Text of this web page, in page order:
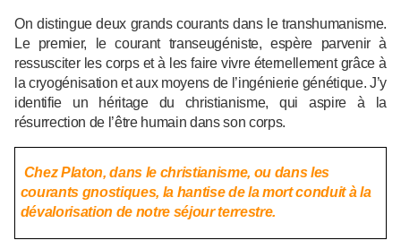
On distingue deux grands courants dans le transhumanisme.
Le premier, le courant transeugéniste, espère parvenir à
ressusciter les corps et à les faire vivre éternellement grâce à
la cryogénisation et aux moyens de l’ingénierie génétique. J’y
identifie un héritage du christianisme, qui aspire à la
résurrection de l’être humain dans son corps.
Chez Platon, dans le christianisme, ou dans les
courants gnostiques, la hantise de la mort conduit à la
dévalorisation de notre séjour terrestre.